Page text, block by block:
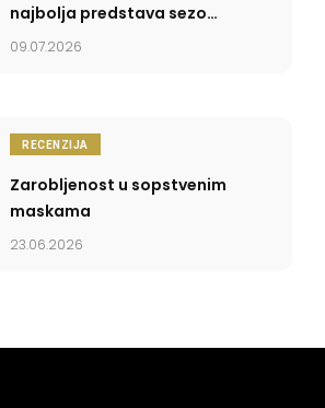
najbolja predstava sezone
2025/2026
09.07.2026
RECENZIJA
Zarobljenost u sopstvenim
maskama
23.06.2026